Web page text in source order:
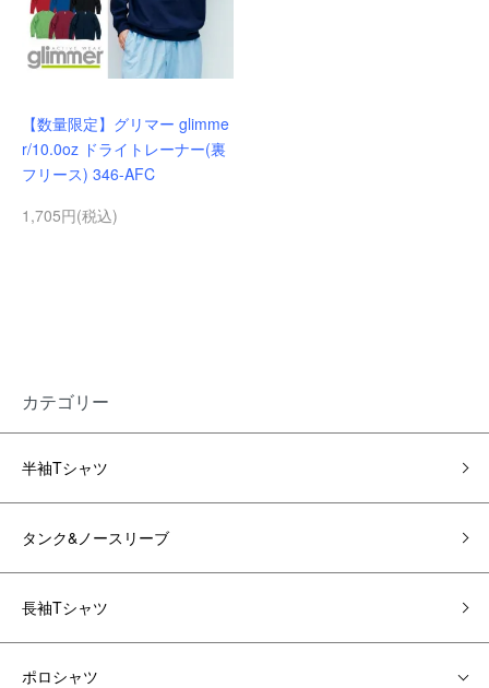
【数量限定】グリマー glimme
r/10.0oz ドライトレーナー(裏
フリース) 346-AFC
1,705円(税込)
カテゴリー
半袖Tシャツ
タンク&ノースリーブ
長袖Tシャツ
ポロシャツ